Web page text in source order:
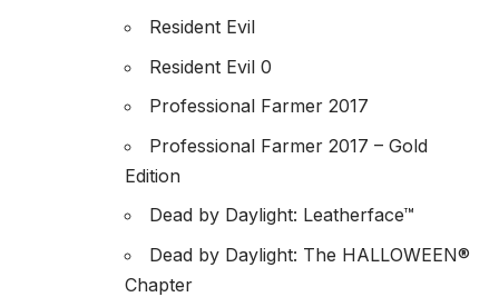
Resident Evil
Resident Evil 0
Professional Farmer 2017
Professional Farmer 2017 – Gold
Edition
Dead by Daylight: Leatherface™
Dead by Daylight: The HALLOWEEN®
Chapter